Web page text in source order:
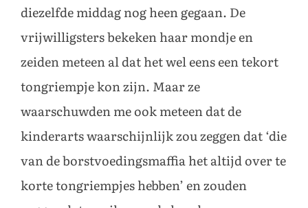
diezelfde middag nog heen gegaan. De
vrijwilligsters bekeken haar mondje en
zeiden meteen al dat het wel eens een tekort
tongriempje kon zijn. Maar ze
waarschuwden me ook meteen dat de
kinderarts waarschijnlijk zou zeggen dat ‘die
van de borstvoedingsmaffia het altijd over te
korte tongriempjes hebben’ en zouden